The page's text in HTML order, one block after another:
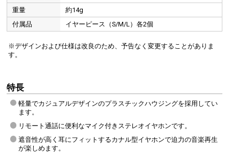
重量
約14g
付属品
イヤーピース（S/M/L）各2個
※デザインおよび仕様は改良のため、予告なく変更することがありま
す。
特長
軽量でカジュアルデザインのプラスチックハウジングを採用してい
ます。
リモート通話に便利なマイク付きステレオイヤホンです。
遮音性が高く耳にフィットするカナル型イヤホンで迫力の音楽再生
が楽しめます。